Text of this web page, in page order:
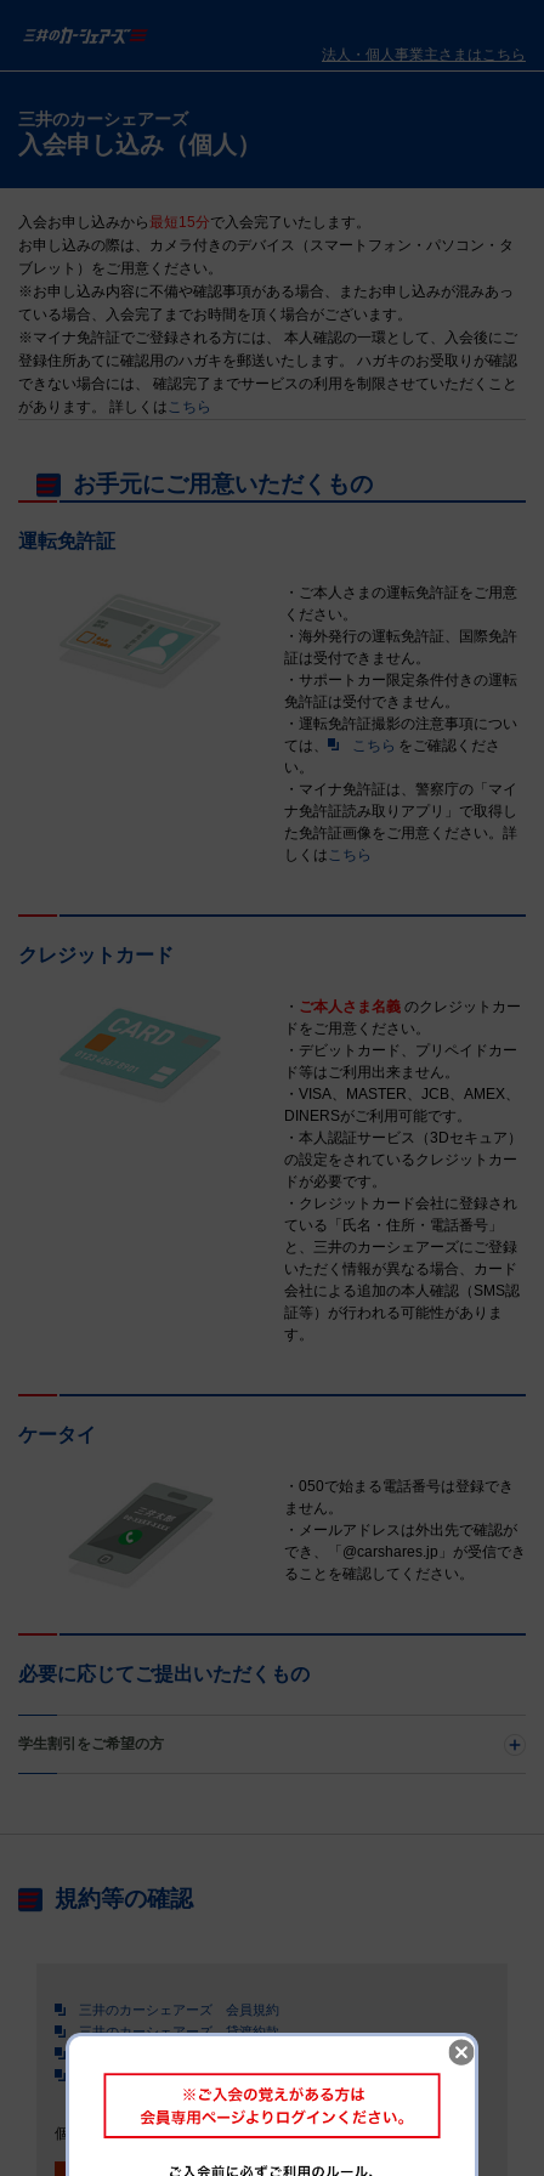
法人・個人事業主さまはこちら
三井のカーシェアーズ
入会申し込み（個人）
入会お申し込みから 最短15分で入会完了いたします。
お申し込みの際は、カメラ付きのデバイス（スマートフォン・パソコン・タ
ブレット）をご用意ください。
※お申し込み内容に不備や確認事項がある場合、またお申し込みが混みあっ
ている場合、入会完了までお時間を頂く場合がございます。
※マイナ免許証でご登録される方には、 本人確認の一環として、入会後にご
登録住所あてに確認用のハガキを郵送いたします。 ハガキのお受取りが確認
できない場合には、 確認完了までサービスの利用を制限させていただくこと
があります。 詳しくは こちら
お手元にご用意いただくもの
運転免許証
・ご本人さまの運転免許証をご用意
ください。
・海外発行の運転免許証、国際免許
証は受付できません。
・サポートカー限定条件付きの運転
免許証は受付できません。
・運転免許証撮影の注意事項につい
ては、
こちら をご確認くださ
い。
・マイナ免許証は、警察庁の「マイ
ナ免許証読み取りアプリ」で取得し
た免許証画像をご用意ください。詳
しくは こちら
クレジットカード
・ ご本人さま名義 のクレジットカー
ドをご用意ください。
・デビットカード、プリペイドカー
ド等はご利用出来ません。
・VISA、MASTER、JCB、AMEX、
DINERSがご利用可能です。
・本人認証サービス（3Dセキュア）
の設定をされているクレジットカー
ドが必要です。
・クレジットカード会社に登録され
ている「氏名・住所・電話番号」
と、三井のカーシェアーズにご登録
いただく情報が異なる場合、カード
会社による追加の本人確認（SMS認
証等）が行われる可能性がありま
す。
ケータイ
・050で始まる電話番号は登録でき
ません。
・メールアドレスは外出先で確認が
でき、「@carshares.jp」が受信でき
ることを確認してください。
必要に応じてご提出いただくもの
学生割引をご希望の方
規約等の確認
三井のカーシェアーズ 会員規約
三井のカーシェアーズ 貸渡約款
三井不動産リアルティ 個人情報の取り扱いについて
個人情報の取り扱いについて、会員規約、貸渡約款を承認する